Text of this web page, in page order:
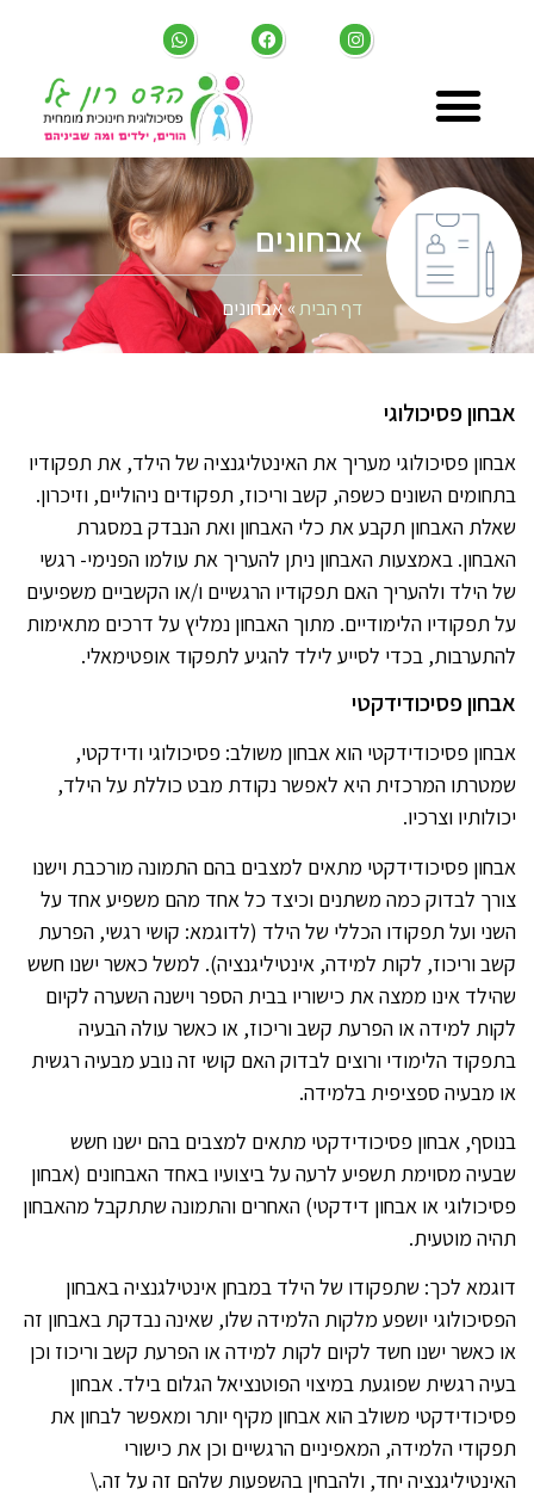
אבחונים
דף הבית»אבחונים
אבחון פסיכולוגי
אבחון פסיכולוגי מעריך את האינטליגנציה של הילד, את תפקודיו
בתחומים השונים כשפה, קשב וריכוז, תפקודים ניהוליים, וזיכרון.
שאלת האבחון תקבע את כלי האבחון ואת הנבדק במסגרת
האבחון. באמצעות האבחון ניתן להעריך את עולמו הפנימי- רגשי
של הילד ולהעריך האם תפקודיו הרגשיים ו/או הקשביים משפיעים
על תפקודיו הלימודיים. מתוך האבחון נמליץ על דרכים מתאימות
להתערבות, בכדי לסייע לילד להגיע לתפקוד אופטימאלי.
אבחון פסיכודידקטי
אבחון פסיכודידקטי הוא אבחון משולב: פסיכולוגי ודידקטי,
שמטרתו המרכזית היא לאפשר נקודת מבט כוללת על הילד,
יכולותיו וצרכיו.
אבחון פסיכודידקטי מתאים למצבים בהם התמונה מורכבת וישנו
צורך לבדוק כמה משתנים וכיצד כל אחד מהם משפיע אחד על
השני ועל תפקודו הכללי של הילד (לדוגמא: קושי רגשי, הפרעת
קשב וריכוז, לקות למידה, אינטיליגנציה). למשל כאשר ישנו חשש
שהילד אינו ממצה את כישוריו בבית הספר וישנה השערה לקיום
לקות למידה או הפרעת קשב וריכוז, או כאשר עולה הבעיה
בתפקוד הלימודי ורוצים לבדוק האם קושי זה נובע מבעיה רגשית
או מבעיה ספציפית בלמידה.
בנוסף, אבחון פסיכודידקטי מתאים למצבים בהם ישנו חשש
שבעיה מסוימת תשפיע לרעה על ביצועיו באחד האבחונים (אבחון
פסיכולוגי או אבחון דידקטי) האחרים והתמונה שתתקבל מהאבחון
תהיה מוטעית.
דוגמא לכך: שתפקודו של הילד במבחן אינטילגנציה באבחון
הפסיכולוגי יושפע מלקות הלמידה שלו, שאינה נבדקת באבחון זה
או כאשר ישנו חשד לקיום לקות למידה או הפרעת קשב וריכוז וכן
בעיה רגשית שפוגעת במיצוי הפוטנציאל הגלום בילד. אבחון
פסיכודידקטי משולב הוא אבחון מקיף יותר ומאפשר לבחון את
תפקודי הלמידה, המאפיניים הרגשיים וכן את כישורי
האינטיליגנציה יחד, ולהבחין בהשפעות שלהם זה על זה.\